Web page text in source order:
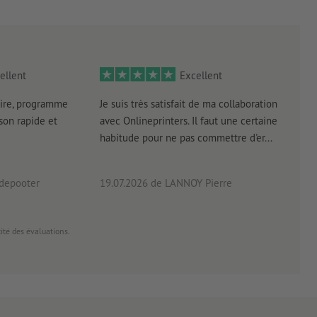
programme
rapide et
Excellent
Je suis très satisfait de ma collaboration
avec Onlineprinters. Il faut une certaine
habitude pour ne pas commettre d'er...
19.07.2026 de LANNOY Pierre
des évaluations.